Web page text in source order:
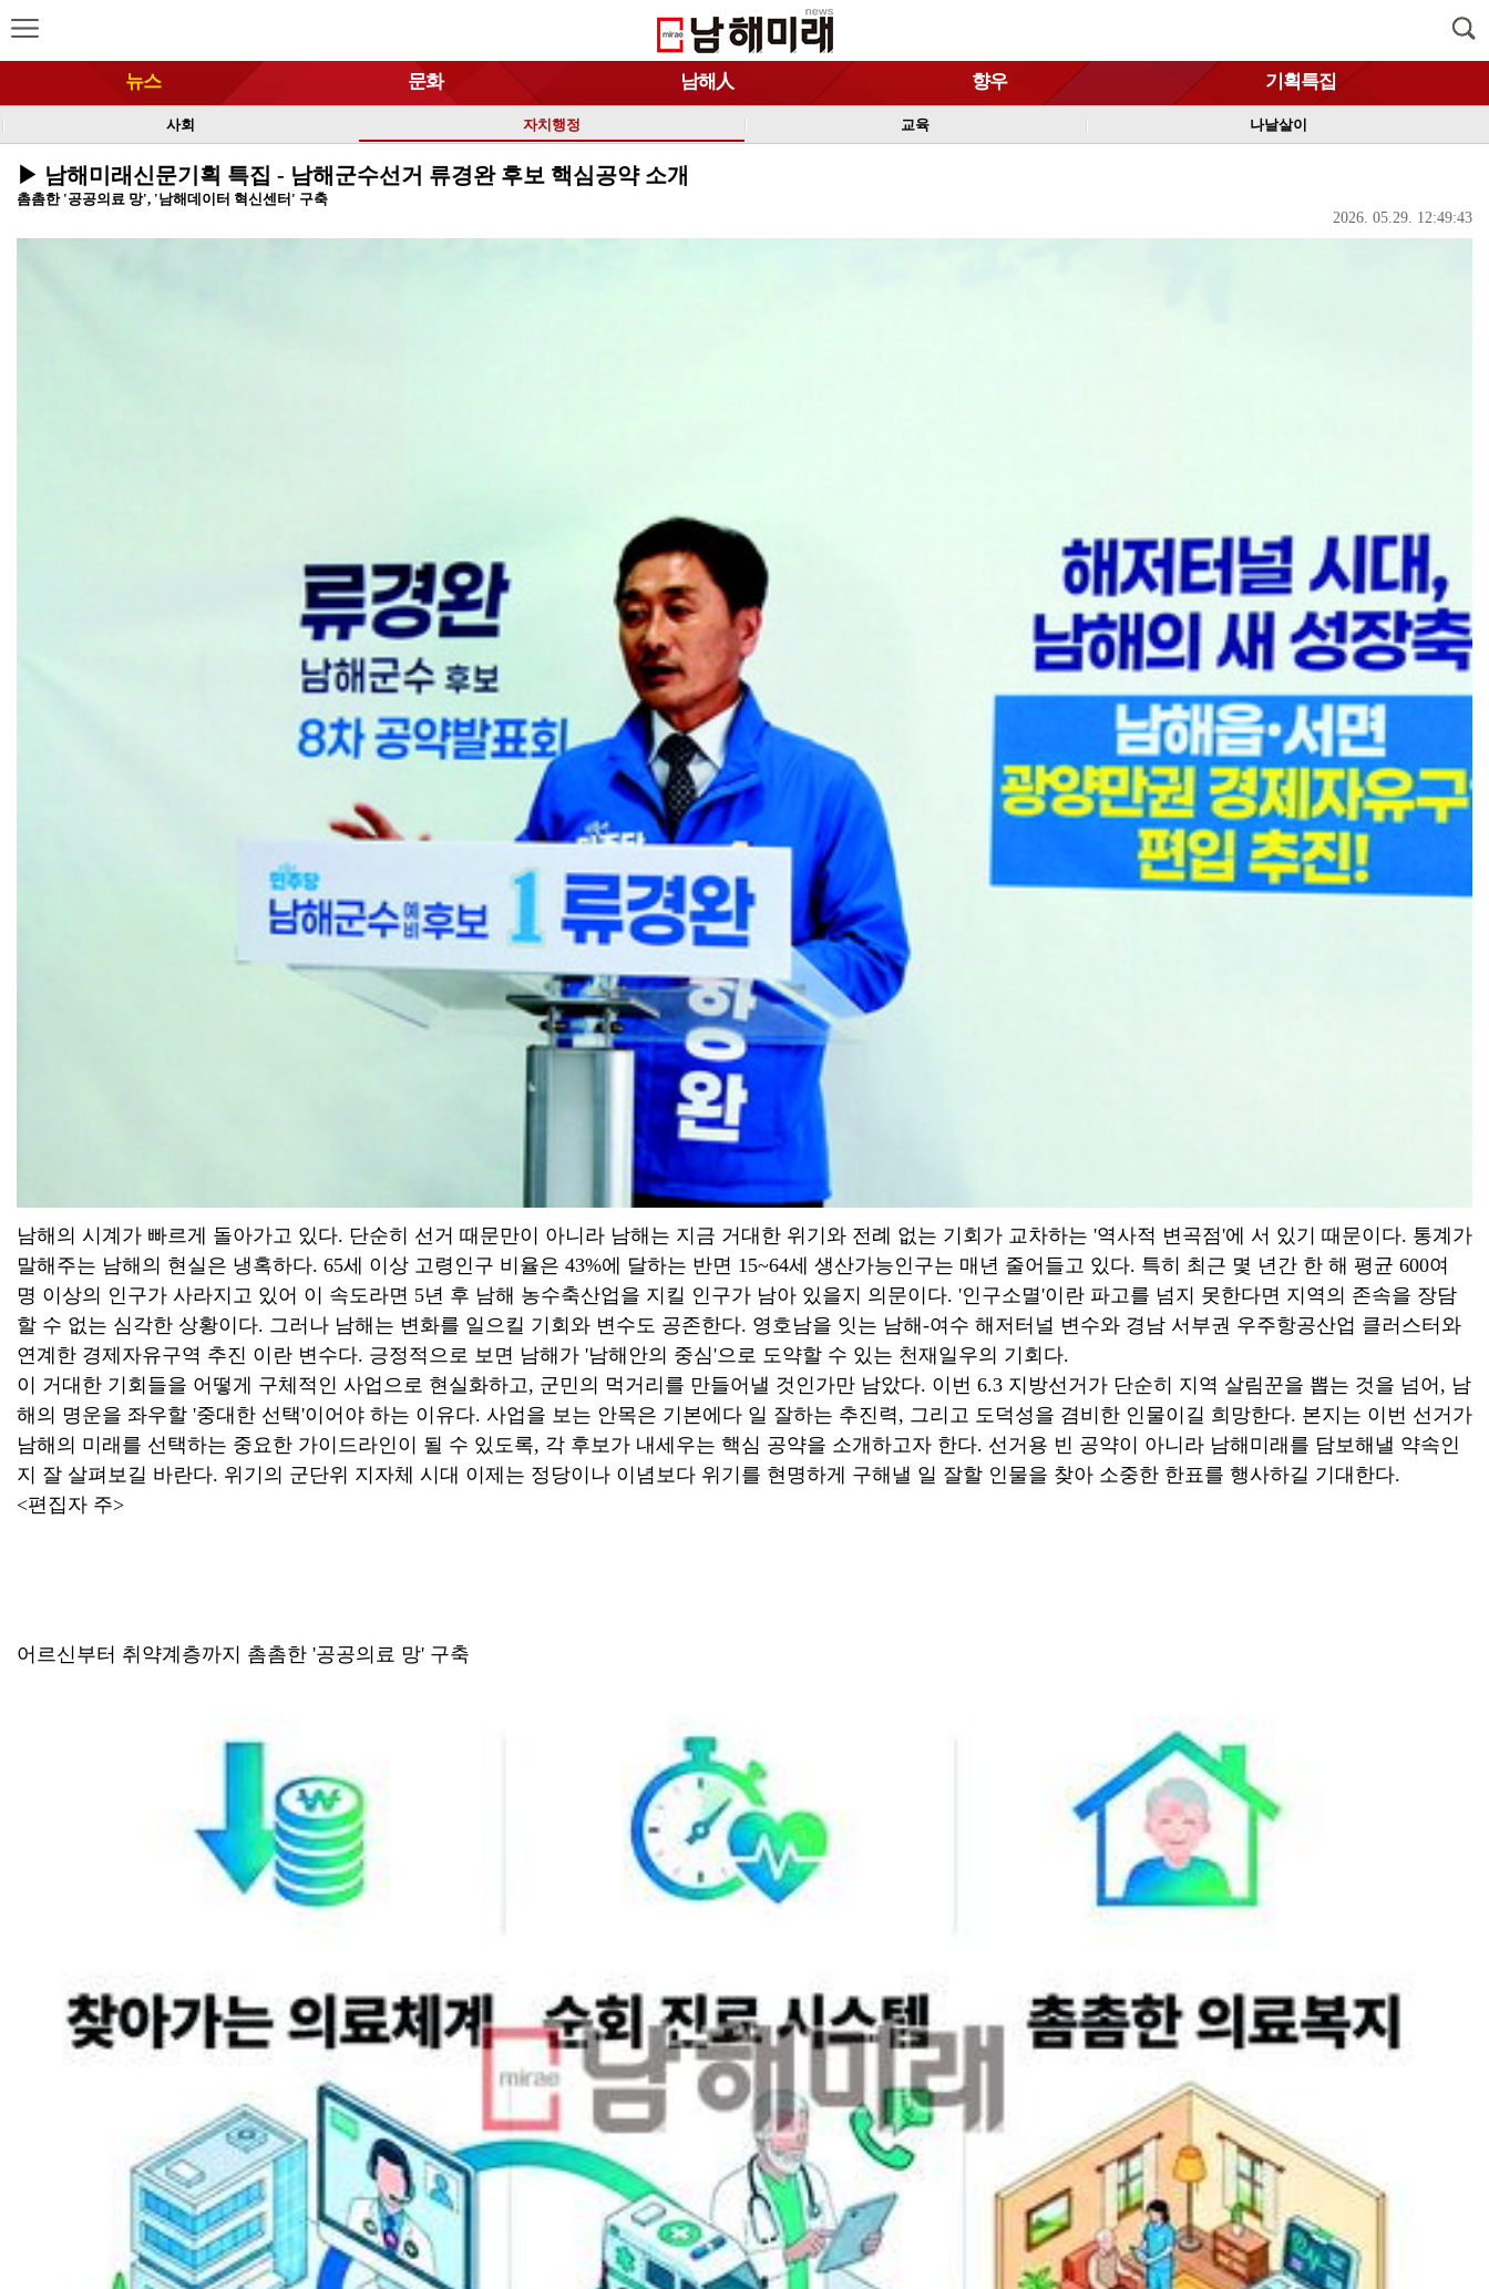
뉴스 문화 남해人 향우 기획특집
사회 자치행정 교육 나날살이
▶ 남해미래신문기획 특집 - 남해군수선거 류경완 후보 핵심공약 소개
촘촘한 '공공의료 망', '남해데이터 혁신센터' 구축
2026. 05.29. 12:49:43
남해의 시계가 빠르게 돌아가고 있다. 단순히 선거 때문만이 아니라 남해는 지금 거대한 위기와 전례 없는 기회가 교차하는 '역사적 변곡점'에 서 있기 때문이다. 통계가
말해주는 남해의 현실은 냉혹하다. 65세 이상 고령인구 비율은 43%에 달하는 반면 15~64세 생산가능인구는 매년 줄어들고 있다. 특히 최근 몇 년간 한 해 평균 600여
명 이상의 인구가 사라지고 있어 이 속도라면 5년 후 남해 농수축산업을 지킬 인구가 남아 있을지 의문이다. '인구소멸'이란 파고를 넘지 못한다면 지역의 존속을 장담
할 수 없는 심각한 상황이다. 그러나 남해는 변화를 일으킬 기회와 변수도 공존한다. 영호남을 잇는 남해-여수 해저터널 변수와 경남 서부권 우주항공산업 클러스터와
연계한 경제자유구역 추진 이란 변수다. 긍정적으로 보면 남해가 '남해안의 중심'으로 도약할 수 있는 천재일우의 기회다.
이 거대한 기회들을 어떻게 구체적인 사업으로 현실화하고, 군민의 먹거리를 만들어낼 것인가만 남았다. 이번 6.3 지방선거가 단순히 지역 살림꾼을 뽑는 것을 넘어, 남
해의 명운을 좌우할 '중대한 선택'이어야 하는 이유다. 사업을 보는 안목은 기본에다 일 잘하는 추진력, 그리고 도덕성을 겸비한 인물이길 희망한다. 본지는 이번 선거가
남해의 미래를 선택하는 중요한 가이드라인이 될 수 있도록, 각 후보가 내세우는 핵심 공약을 소개하고자 한다. 선거용 빈 공약이 아니라 남해미래를 담보해낼 약속인
지 잘 살펴보길 바란다. 위기의 군단위 지자체 시대 이제는 정당이나 이념보다 위기를 현명하게 구해낼 일 잘할 인물을 찾아 소중한 한표를 행사하길 기대한다.
<편집자 주>
어르신부터 취약계층까지 촘촘한 '공공의료 망' 구축